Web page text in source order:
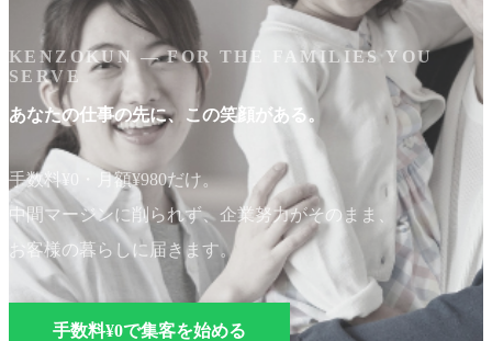
KENZOKUN — FOR THE FAMILIES YOU
SERVE
あなたの仕事の先に、この笑顔がある。
手数料¥0・月額¥980だけ。
中間マージンに削られず、企業努力がそのまま、
お客様の暮らしに届きます。
手数料¥0で集客を始める